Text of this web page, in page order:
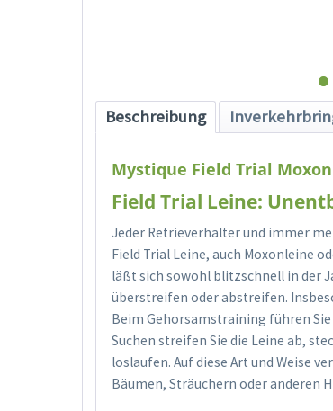
Beschreibung
Mystique Field Trial
Field Trial Leine:
Jeder Retrieverhalter und immer
Field Trial Leine, auch Moxonleine
läßt sich sowohl blitzschnell in der
überstreifen oder abstreifen.
Beim Gehorsamstraining führen
Suchen streifen Sie die Leine ab,
loslaufen. Auf diese Art und Weise
Bäumen, Sträuchern oder anderen